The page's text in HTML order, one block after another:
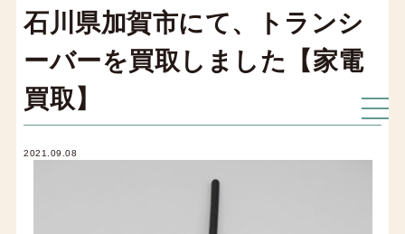
石川県加賀市にて、トランシ
ーバーを買取しました【家電
買取】
2021.09.08